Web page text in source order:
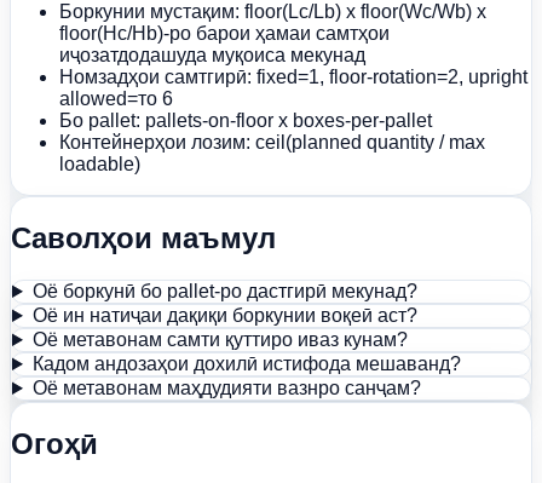
Боркунии мустақим: floor(Lc/Lb) x floor(Wc/Wb) x
floor(Hc/Hb)-ро барои ҳамаи самтҳои
иҷозатдодашуда муқоиса мекунад
Номзадҳои самтгирӣ: fixed=1, floor-rotation=2, upright
allowed=то 6
Бо pallet: pallets-on-floor x boxes-per-pallet
Контейнерҳои лозим: ceil(planned quantity / max
loadable)
Саволҳои маъмул
Оё боркунӣ бо pallet-ро дастгирӣ мекунад?
Оё ин натиҷаи дақиқи боркунии воқеӣ аст?
Оё метавонам самти қуттиро иваз кунам?
Кадом андозаҳои дохилӣ истифода мешаванд?
Оё метавонам маҳдудияти вазнро санҷам?
Огоҳӣ